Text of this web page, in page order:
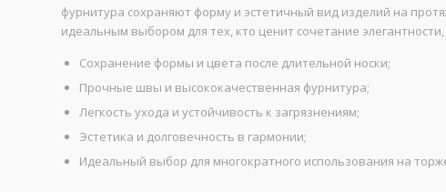
фурнитура сохраняют форму и эстетичный вид изделий на
идеальным выбором для тех, кто ценит сочетание
Сохранение формы и цвета после длительной носки;
Прочные швы и высококачественная фурнитура;
Легкость ухода и устойчивость к загрязнениям;
Эстетика и долговечность в гармонии;
Идеальный выбор для многократного использования на